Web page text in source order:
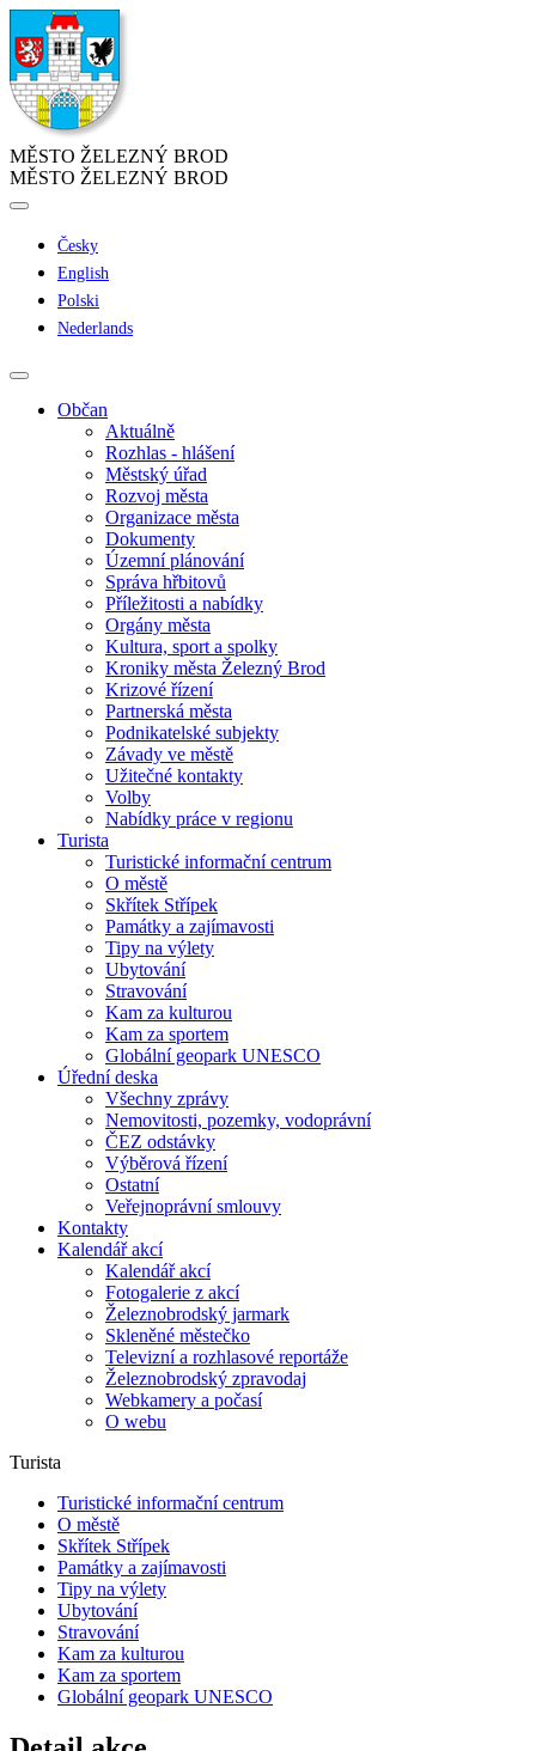
MĚSTO ŽELEZNÝ BROD
MĚSTO ŽELEZNÝ BROD
Česky
English
Polski
Nederlands
Občan
Aktuálně
Rozhlas - hlášení
Městský úřad
Rozvoj města
Organizace města
Dokumenty
Územní plánování
Správa hřbitovů
Příležitosti a nabídky
Orgány města
Kultura, sport a spolky
Kroniky města Železný Brod
Krizové řízení
Partnerská města
Podnikatelské subjekty
Závady ve městě
Užitečné kontakty
Volby
Nabídky práce v regionu
Turista
Turistické informační centrum
O městě
Skřítek Střípek
Památky a zajímavosti
Tipy na výlety
Ubytování
Stravování
Kam za kulturou
Kam za sportem
Globální geopark UNESCO
Úřední deska
Všechny zprávy
Nemovitosti, pozemky, vodoprávní
ČEZ odstávky
Výběrová řízení
Ostatní
Veřejnoprávní smlouvy
Kontakty
Kalendář akcí
Kalendář akcí
Fotogalerie z akcí
Železnobrodský jarmark
Skleněné městečko
Televizní a rozhlasové reportáže
Železnobrodský zpravodaj
Webkamery a počasí
O webu
Turista
Turistické informační centrum
O městě
Skřítek Střípek
Památky a zajímavosti
Tipy na výlety
Ubytování
Stravování
Kam za kulturou
Kam za sportem
Globální geopark UNESCO